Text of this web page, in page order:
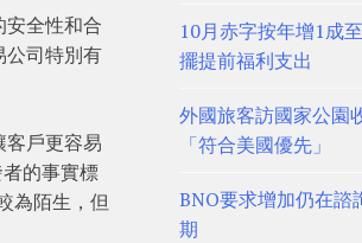
全性和合
公司特別有
戶更容易
的事實標
為陌生，但
10月赤字按年增1成
擺提前福利支出
外國旅客訪國家公園
「符合美國優先」
BNO要求增加仍在諮
期